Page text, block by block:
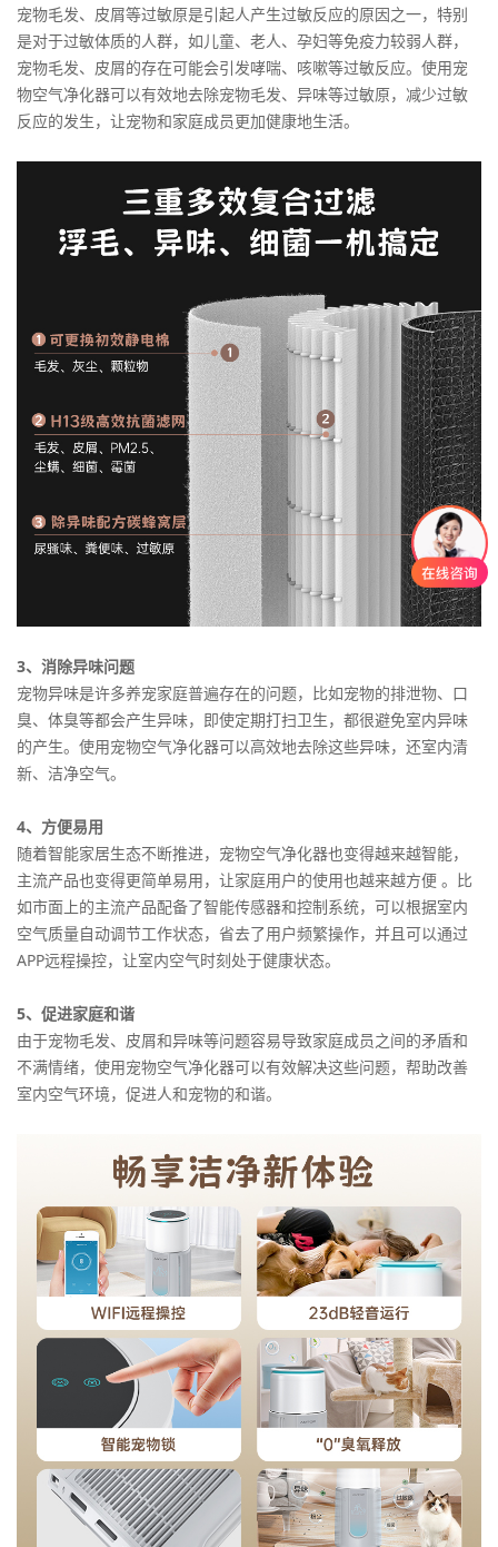
宠物毛发、皮屑等过敏原是引起人产生过敏反应的原因之一，特别
是对于过敏体质的人群，如儿童、老人、孕妇等免疫力较弱人群，
宠物毛发、皮屑的存在可能会引发哮喘、咳嗽等过敏反应。使用宠
物空气净化器可以有效地去除宠物毛发、异味等过敏原，减少过敏
反应的发生，让宠物和家庭成员更加健康地生活。
3、消除异味问题
宠物异味是许多养宠家庭普遍存在的问题，比如宠物的排泄物、口
臭、体臭等都会产生异味，即使定期打扫卫生，都很避免室内异味
的产生。使用宠物空气净化器可以高效地去除这些异味，还室内清
新、洁净空气。
4、方便易用
随着智能家居生态不断推进，宠物空气净化器也变得越来越智能，
主流产品也变得更简单易用，让家庭用户的使用也越来越方便 。比
如市面上的主流产品配备了智能传感器和控制系统，可以根据室内
空气质量自动调节工作状态，省去了用户频繁操作，并且可以通过
APP远程操控，让室内空气时刻处于健康状态。
5、促进家庭和谐
由于宠物毛发、皮屑和异味等问题容易导致家庭成员之间的矛盾和
不满情绪，使用宠物空气净化器可以有效解决这些问题，帮助改善
室内空气环境，促进人和宠物的和谐。